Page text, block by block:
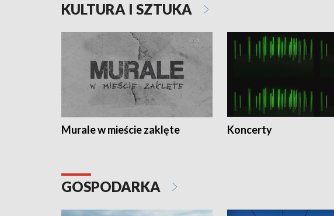
KULTURA I SZTUKA
Murale w mieście zaklęte Koncerty
GOSPODARKA